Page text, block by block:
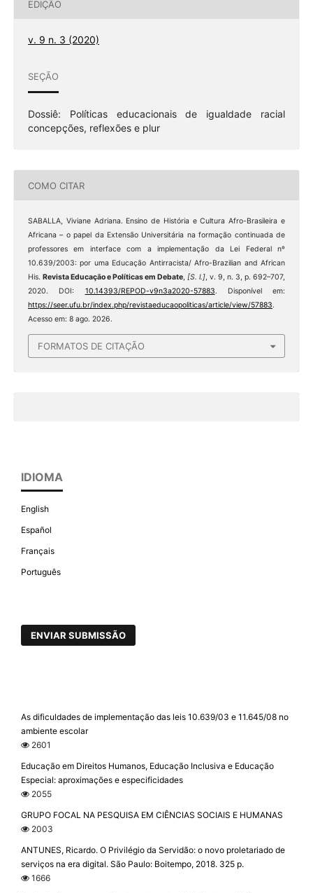
EDIÇÃO
v. 9 n. 3 (2020)
SEÇÃO
Dossiê: Políticas educacionais de igualdade racial
concepções, reflexões e plur
COMO CITAR
SABALLA, Viviane Adriana. Ensino de História e Cultura Afro-Brasileira e
Africana – o papel da Extensão Universitária na formação continuada de
professores em interface com a implementação da Lei Federal nº
10.639/2003: por uma Educação Antirracista/ Afro-Brazilian and African
His. Revista Educação e Políticas em Debate,[S. l.], v. 9, n. 3, p. 692–707,
2020. DOI: 10.14393/REPOD-v9n3a2020-57883. Disponível em:
https://seer.ufu.br/index.php/revistaeducaopoliticas/article/view/57883.
Acesso em: 8 ago. 2026.
FORMATOS DE CITAÇÃO
IDIOMA
English
Español
Français
Português
ENVIAR SUBMISSÃO
As dificuldades de implementação das leis 10.639/03 e 11.645/08 no
ambiente escolar
2601
Educação em Direitos Humanos, Educação Inclusiva e Educação
Especial: aproximações e especificidades
2055
GRUPO FOCAL NA PESQUISA EM CIÊNCIAS SOCIAIS E HUMANAS
2003
ANTUNES, Ricardo. O Privilégio da Servidão: o novo proletariado de
serviços na era digital. São Paulo: Boitempo, 2018. 325 p.
1666